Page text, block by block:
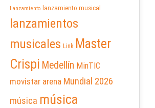
Lanzamiento
lanzamiento musical
lanzamientos
musicales Link Master
Crispi Medellín MinTIC
movistar arena Mundial 2026
música música